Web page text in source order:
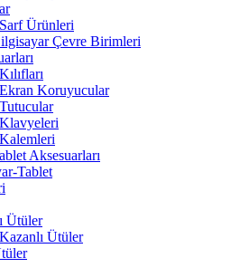
Sarf Ürünleri
Çevre Birimleri
Koruyucular
Aksesuarları
Tablet
Ütüler
Ütüler